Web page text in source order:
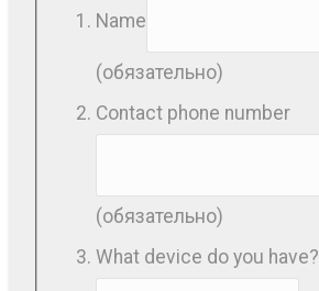
Name
(обязательно)
Contact phone number
(обязательно)
What device do you have?